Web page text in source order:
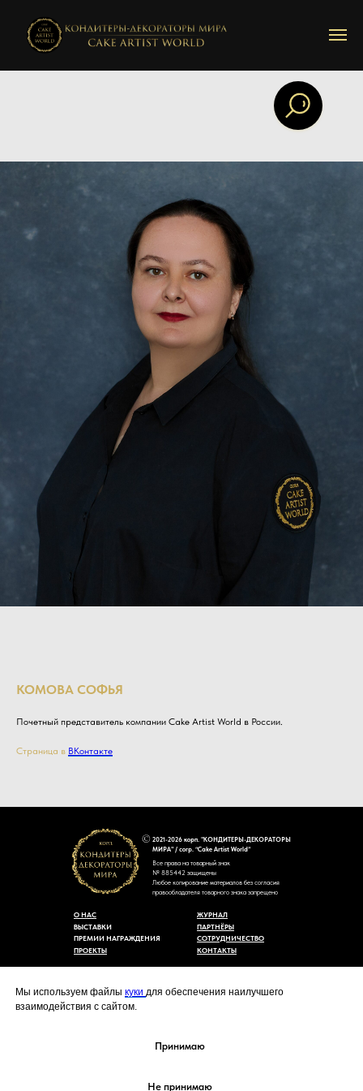
Мы используем файлы куки для обеспечения наилучшего
взаимодействия с сайтом.
Принимаю
Не принимаю
КОМОВА СОФЬЯ
Почетный представитель компании Cake Artist World в России.
Страница в ВКонтакте
2021-2026 корп. "КОНДИТЕРЫ-ДЕКОРАТОРЫ
МИРА" / corp. “Cake Artist World”
Все права на товарный знак
№ 885442 защищены
Любое копирование материалов без согласия
правообладателя товарного знака запрещено
cakeartistworld@mail.ru
КОНТАКТЫ
СОТРУДНИЧЕСТВО
ЖУРНАЛ
ПАРТНЁРЫ
ПРЕМИИ НАГРАЖДЕНИЯ
ПРОЕКТЫ
ВЫСТАВКИ
О НАС
Политика конфиденциальности
Согласие на обработку персональных данных